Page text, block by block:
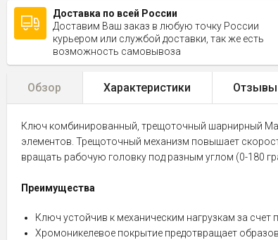
Доставка по всей России
Доставим Ваш заказ в любую точку России
курьером или службой доставки, так же есть
возможность самовывоза
Обзор Характеристики
Ключ комбинированный, трещоточный шарнирный
элементов. Трещоточный механизм повышает
вращать рабочую головку под разным углом (0-180
Преимущества
Ключ устойчив к механическим нагрузкам за счет
Хромоникелевое покрытие предотвращает